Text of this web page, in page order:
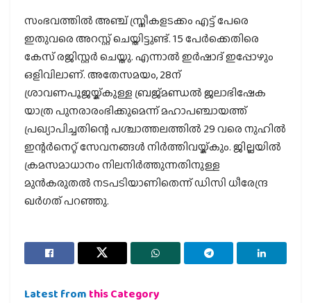
സംഭവത്തില്‍ അഞ്ച് സ്ത്രീകളടക്കം എട്ട് പേരെ
ഇതുവരെ അറസ്റ്റ് ചെയ്തിട്ടുണ്ട്. 15 പേര്‍ക്കെതിരെ
കേസ് രജിസ്റ്റര്‍ ചെയ്തു. എന്നാല്‍ ഇര്‍ഷാദ് ഇപ്പോഴും
ഒളിവിലാണ്. അതേസമയം, 28ന്
ശ്രാവണപൂജയ്ക്കുള്ള ബ്രജ്മണ്ഡല്‍ ജലാഭിഷേക
യാത്ര പുനരാരംഭിക്കുമെന്ന് മഹാപഞ്ചായത്ത്
പ്രഖ്യാപിച്ചതിന്റെ പശ്ചാത്തലത്തില്‍ 29 വരെ നുഹില്‍
ഇന്റര്‍നെറ്റ് സേവനങ്ങള്‍ നിര്‍ത്തിവയ്ക്കും. ജില്ലയില്‍
ക്രമസമാധാനം നിലനിര്‍ത്തുന്നതിനുള്ള
മുന്‍കരുതല്‍ നടപടിയാണിതെന്ന് ഡിസി ധീരേന്ദ്ര
ഖര്‍ഗത് പറഞ്ഞു.
Latest from this Category